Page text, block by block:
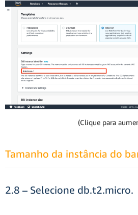
(Clique para
Tamanho da instância do
2.8 – Selecione db.t2.micro.